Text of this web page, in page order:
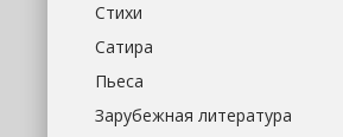
Стихи
Сатира
Пьеса
Зарубежная литература